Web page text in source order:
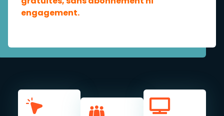
engagement.